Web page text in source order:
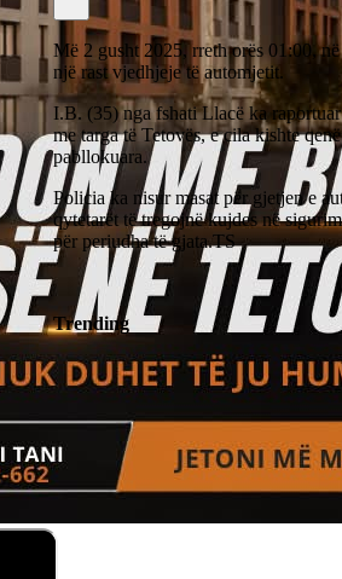
Më 2 gusht 2025, rreth orës 01:00,
një rast vjedhjeje të automjetit.
I.B. (35) nga fshati Llacë ka
me targa të Tetovës, e cila kishte
pabllokuara.
Policia ka nisur masat për gjetjen e
qytetarët të tregojnë kujdes në
për periudha të gjata.TS
Trending